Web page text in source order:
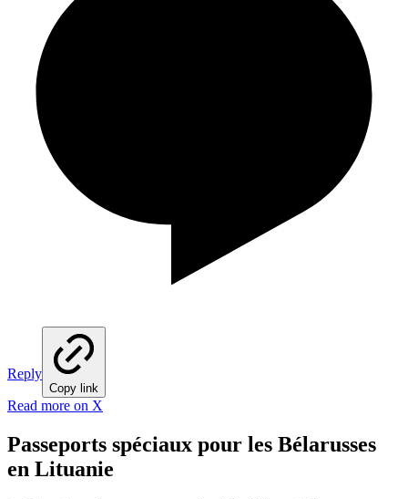
Reply
Copy link
Read more on X
Passeports spéciaux pour les Bélarusses
en Lituanie